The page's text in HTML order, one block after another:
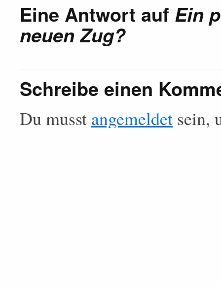
Eine Antwort auf Ein
neuen Zug?
Schreibe einen
Du musst angemeldet sein,